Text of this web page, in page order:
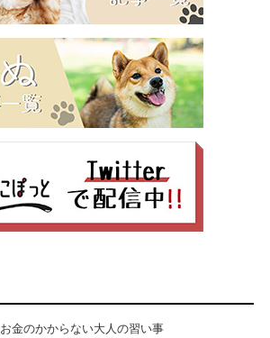
お金のかからない大人の習い事